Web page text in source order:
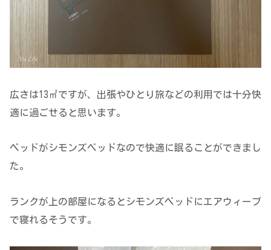
広さは13㎡ですが、出張やひとり旅などの利用では十分快
適に過ごせると思います。
ベッドがシモンズベッドなので快適に眠ることができまし
た。
ランクが上の部屋になるとシモンズベッドにエアウィーブ
で寝れるそうです。